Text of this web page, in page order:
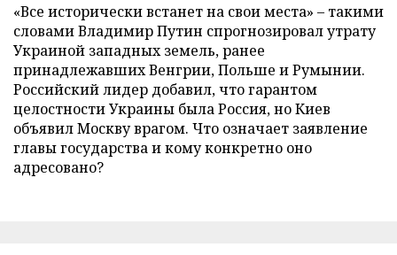
«Все исторически встанет на свои места» – такими
словами Владимир Путин спрогнозировал утрату
Украиной западных земель, ранее
принадлежавших Венгрии, Польше и Румынии.
Российский лидер добавил, что гарантом
целостности Украины была Россия, но Киев
объявил Москву врагом. Что означает заявление
главы государства и кому конкретно оно
адресовано?